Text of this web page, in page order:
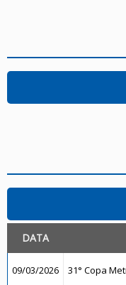
DATA
09/03/2026 31° Copa